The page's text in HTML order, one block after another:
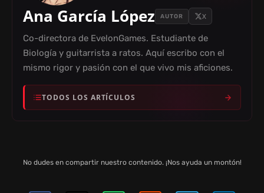
Ana García López AUTOR X
Co-directora de EvelonGames. Estudiante de
Biología y guitarrista a ratos. Aquí escribo con el
mismo rigor y pasión con el que vivo mis aficiones.
TODOS LOS ARTÍCULOS
No dudes en compartir nuestro contenido. ¡Nos ayuda un montón!